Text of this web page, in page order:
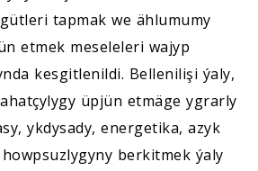
tapmak we ählumumy
etmek meseleleri wajyp
kesgitlenildi. Bellenilişi ýaly,
üpjün etmäge ygrarly
ykdysady, energetika, azyk
berkitmek ýaly